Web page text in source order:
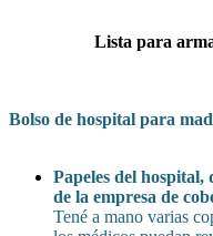
Lista para
Bolso de hospital para
Papeles del
de la empresa de
Tené a mano varias